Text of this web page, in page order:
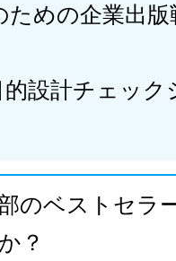
ための企業出
的設計チェック
のベストセラ
？